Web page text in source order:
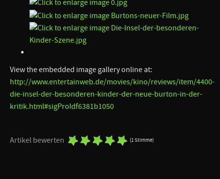
View the embedded image gallery online at:
http://www.entertainweb.de/movies/kino/reviews/item/4400-
die-insel-der-besonderen-kinder-der-neue-burton-in-der-
kritik.html#sigProIdf6381b1050
Artikel bewerten (1 Stimme)